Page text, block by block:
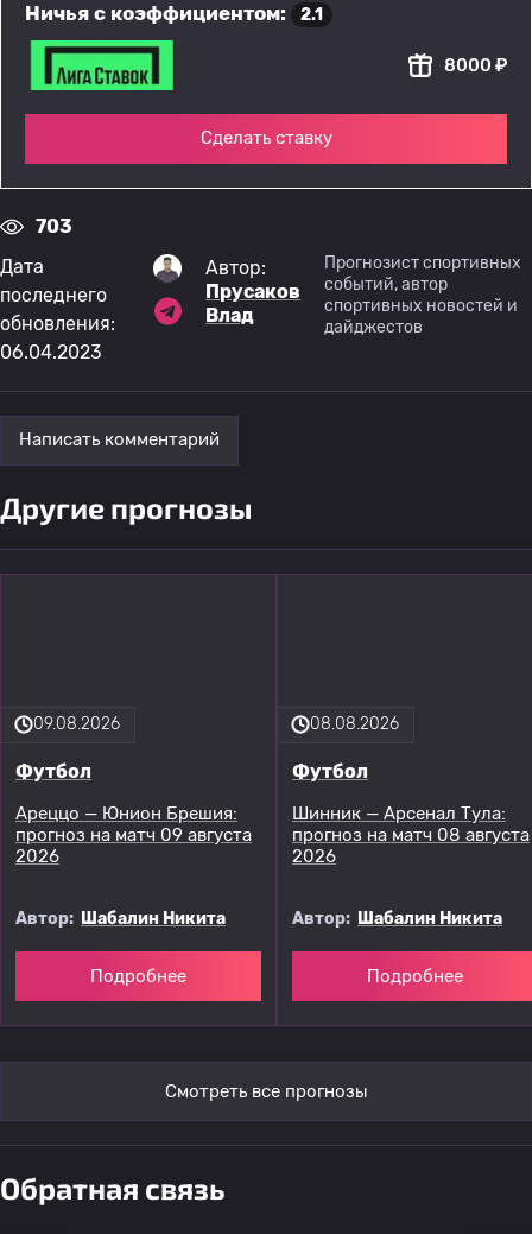
Ничья с коэффициентом: 2.1
8000 ₽
Сделать ставку
703
Дата
последнего
обновления:
06.04.2023
Автор:
Прусаков
Влад
Прогнозист спортивных
событий, автор
спортивных новостей и
дайджестов
Написать комментарий
Другие прогнозы
09.08.2026
Футбол
Ареццо — Юнион Брешия:
прогноз на матч 09 августа
2026
Автор: Шабалин Никита
Подробнее
08.08.2026
Футбол
Шинник — Арсенал Тула:
прогноз на матч 08 августа
2026
Автор: Шабалин Никита
Подробнее
Смотреть все прогнозы
Обратная связь